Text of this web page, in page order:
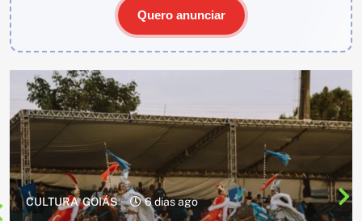
Quero anunciar
CULTURA 2 semanas ago
Cavalgada do Batom está de